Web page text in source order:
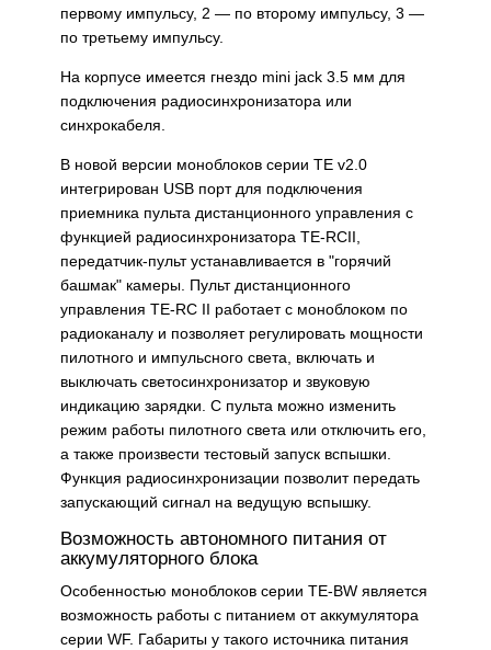
первому импульсу, 2 — по второму импульсу, 3 —
по третьему импульсу.
На корпусе имеется гнездо mini jack 3.5 мм для
подключения радиосинхронизатора или
синхрокабеля.
В новой версии моноблоков серии TE v2.0
интегрирован USB порт для подключения
приемника пульта дистанционного управления с
функцией радиосинхронизатора TE-RCII,
передатчик-пульт устанавливается в "горячий
башмак" камеры. Пульт дистанционного
управления TE-RC II работает с моноблоком по
радиоканалу и позволяет регулировать мощности
пилотного и импульсного света, включать и
выключать светосинхронизатор и звуковую
индикацию зарядки. С пульта можно изменить
режим работы пилотного света или отключить его,
а также произвести тестовый запуск вспышки.
Функция радиосинхронизации позволит передать
запускающий сигнал на ведущую вспышку.
Возможность автономного питания от
аккумуляторного блока
Особенностью моноблоков серии TE-BW является
возможность работы с питанием от аккумулятора
серии WF. Габариты у такого источника питания